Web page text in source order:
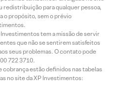
redistribuição para qualquer pessoa,
o propósito, sem o prévio
tem a missão de servir
que não se sentirem satisfeitos
seus problemas. O contato pode
722 3710.
cobrança estão definidos nas tabelas
no site da XP Investimentos: